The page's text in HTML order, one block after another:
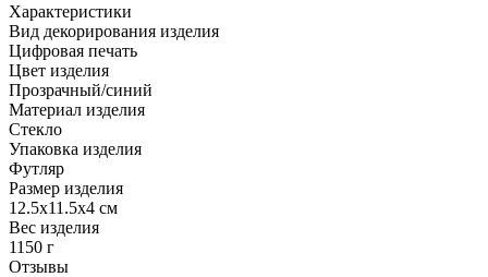
Характеристики
Вид декорирования изделия
Цифровая печать
Цвет изделия
Прозрачный/синий
Материал изделия
Стекло
Упаковка изделия
Футляр
Размер изделия
12.5х11.5x4 см
Вес изделия
1150 г
Отзывы